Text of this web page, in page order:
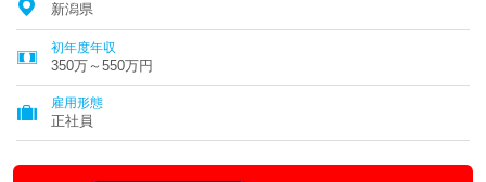
新潟県
初年度年収
350万～550万円
雇用形態
正社員